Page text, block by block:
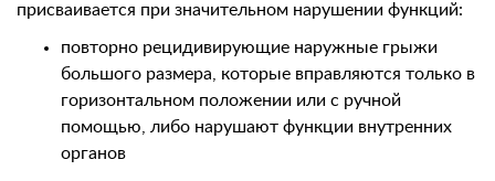
присваивается при значительном нарушении функций:
повторно рецидивирующие наружные грыжи
большого размера, которые вправляются только в
горизонтальном положении или с ручной
помощью, либо нарушают функции внутренних
органов